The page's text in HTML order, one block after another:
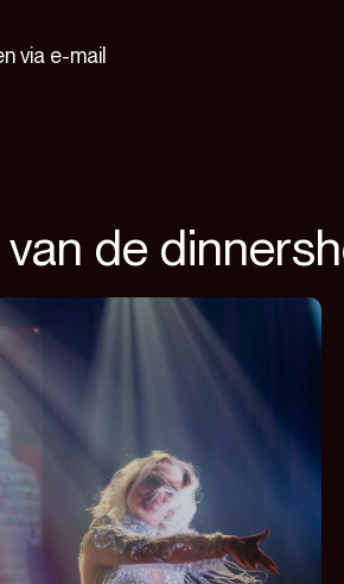
via e-mail
de